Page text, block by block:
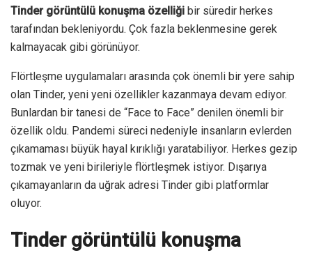
Tinder görüntülü konuşma özelliği bir süredir herkes
tarafından bekleniyordu. Çok fazla beklenmesine gerek
kalmayacak gibi görünüyor.
Flörtleşme uygulamaları arasında çok önemli bir yere sahip
olan Tinder, yeni yeni özellikler kazanmaya devam ediyor.
Bunlardan bir tanesi de “Face to Face” denilen önemli bir
özellik oldu. Pandemi süreci nedeniyle insanların evlerden
çıkamaması büyük hayal kırıklığı yaratabiliyor. Herkes gezip
tozmak ve yeni birileriyle flörtleşmek istiyor. Dışarıya
çıkamayanların da uğrak adresi Tinder gibi platformlar
oluyor.
Tinder görüntülü konuşma